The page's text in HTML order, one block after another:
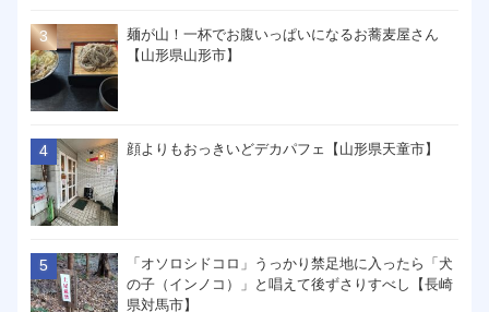
麺が山！一杯でお腹いっぱいになるお蕎麦屋さん
【山形県山形市】
顔よりもおっきいどデカパフェ【山形県天童市】
「オソロシドコロ」うっかり禁足地に入ったら「犬
の子（インノコ）」と唱えて後ずさりすべし【長崎
県対馬市】